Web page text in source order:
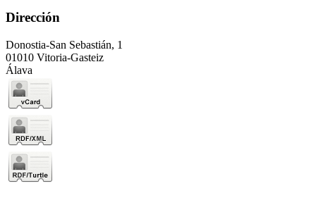
Dirección
Donostia-San Sebastián, 1
01010 Vitoria-Gasteiz
Álava